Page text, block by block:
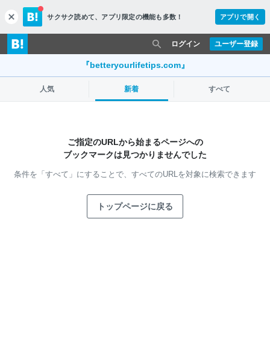
c
l
o
s
サクサク読めて、 アプリ限定の機能も多数！ アプリで開く
ユーザー登録
ログイン
『betteryourlifetips.com』
人気 新着 すべて
ご指定のURLから始まるページへの
ブックマークは見つかりませんでした
条件を「すべて」にすることで、 すべてのURLを対象に検索できます
トップページに戻る